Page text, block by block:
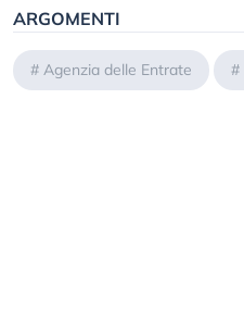
ARGOMENTI
# Agenzia delle Entrate #